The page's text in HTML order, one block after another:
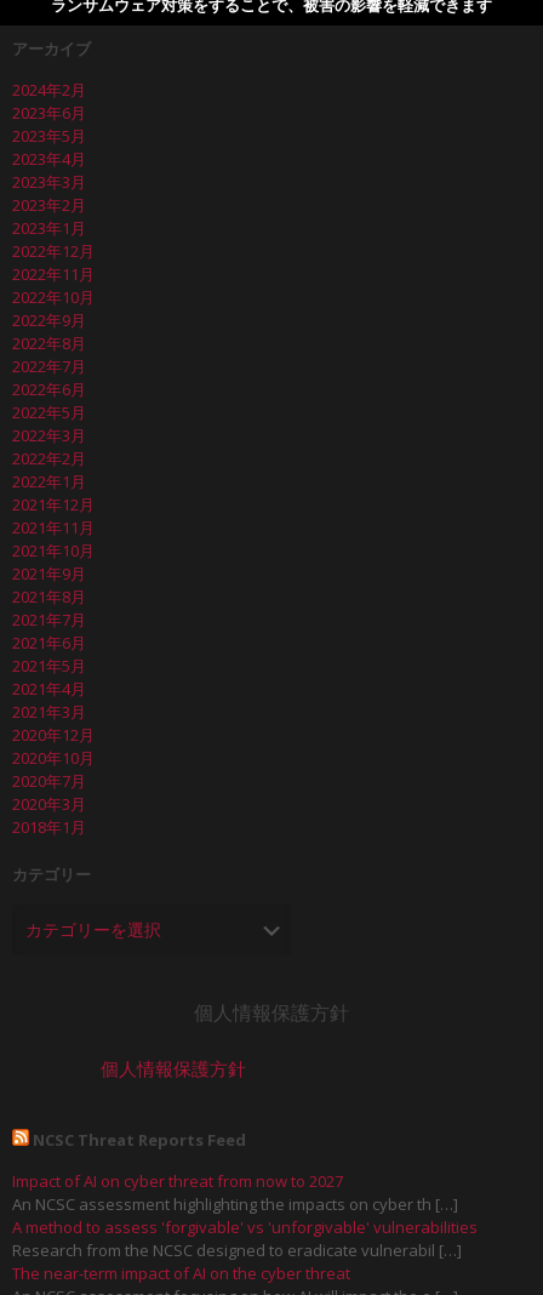
ランサムウェア対策をすることで、被害の影響を軽減できます
アーカイブ
2024年2月
2023年6月
2023年5月
2023年4月
2023年3月
2023年2月
2023年1月
2022年12月
2022年11月
2022年10月
2022年9月
2022年8月
2022年7月
2022年6月
2022年5月
2022年3月
2022年2月
2022年1月
2021年12月
2021年11月
2021年10月
2021年9月
2021年8月
2021年7月
2021年6月
2021年5月
2021年4月
2021年3月
2020年12月
2020年10月
2020年7月
2020年3月
2018年1月
カテゴリー
個人情報保護方針
個人情報保護方針
NCSC Threat Reports Feed
Impact of AI on cyber threat from now to 2027
An NCSC assessment highlighting the impacts on cyber th […]
A method to assess 'forgivable' vs 'unforgivable' vulnerabilities
Research from the NCSC designed to eradicate vulnerabil […]
The near-term impact of AI on the cyber threat